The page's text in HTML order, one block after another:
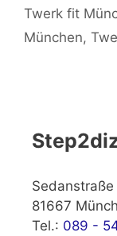
Twerk fit
München,
Sedanstraße
81667
Tel.: 089 -